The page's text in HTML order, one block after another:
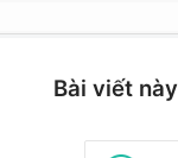
Bài viết